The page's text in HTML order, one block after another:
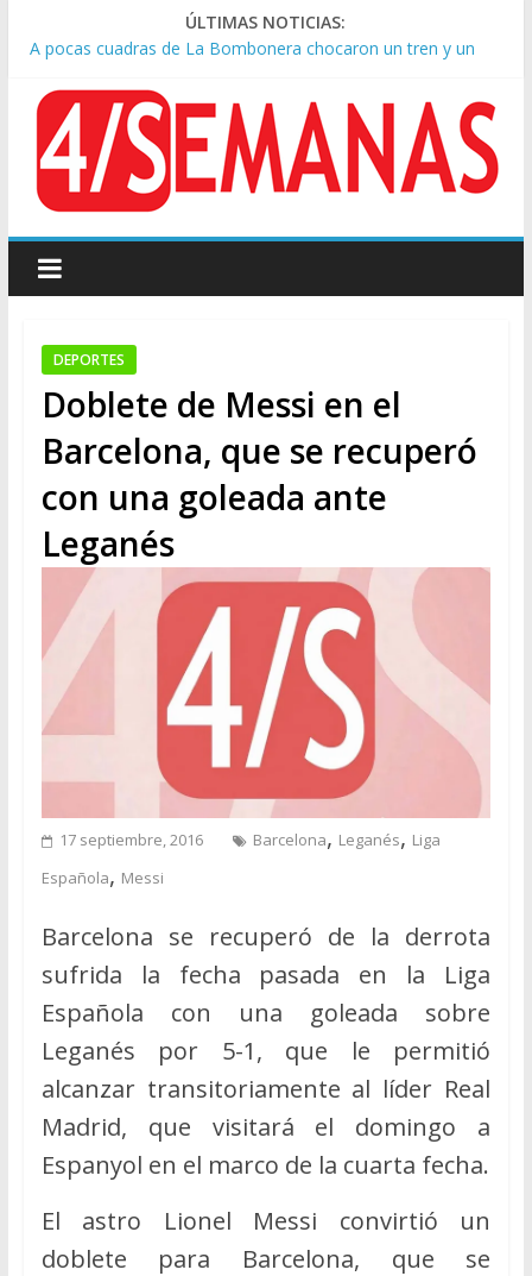
ÚLTIMAS NOTICIAS:
A pocas cuadras de La Bombonera chocaron un tren y un
Día de San Cayetano: masiva marcha a Plaza de Mayo de
sindicatos y organizaciones sociales
Pesar por la muerte de Leandro Rud, histórico representante
y conductor de TV
Tras la aprobación de la ley de propiedad privada, Bullrich
Causa AFA: el juez Amarante calificó de “ficción judicial” el
traslado del expediente a Campana
DEPORTES
Doblete de Messi en el
Barcelona, que se recuperó
con una goleada ante
Leganés
17 septiembre, 2016 Barcelona, Leganés, Liga
Española, Messi
Barcelona se recuperó de la derrota
sufrida la fecha pasada en la Liga
Española con una goleada sobre
Leganés por 5-1, que le permitió
alcanzar transitoriamente al líder Real
Madrid, que visitará el domingo a
Espanyol en el marco de la cuarta fecha.
El astro Lionel Messi convirtió un
doblete para Barcelona, que se